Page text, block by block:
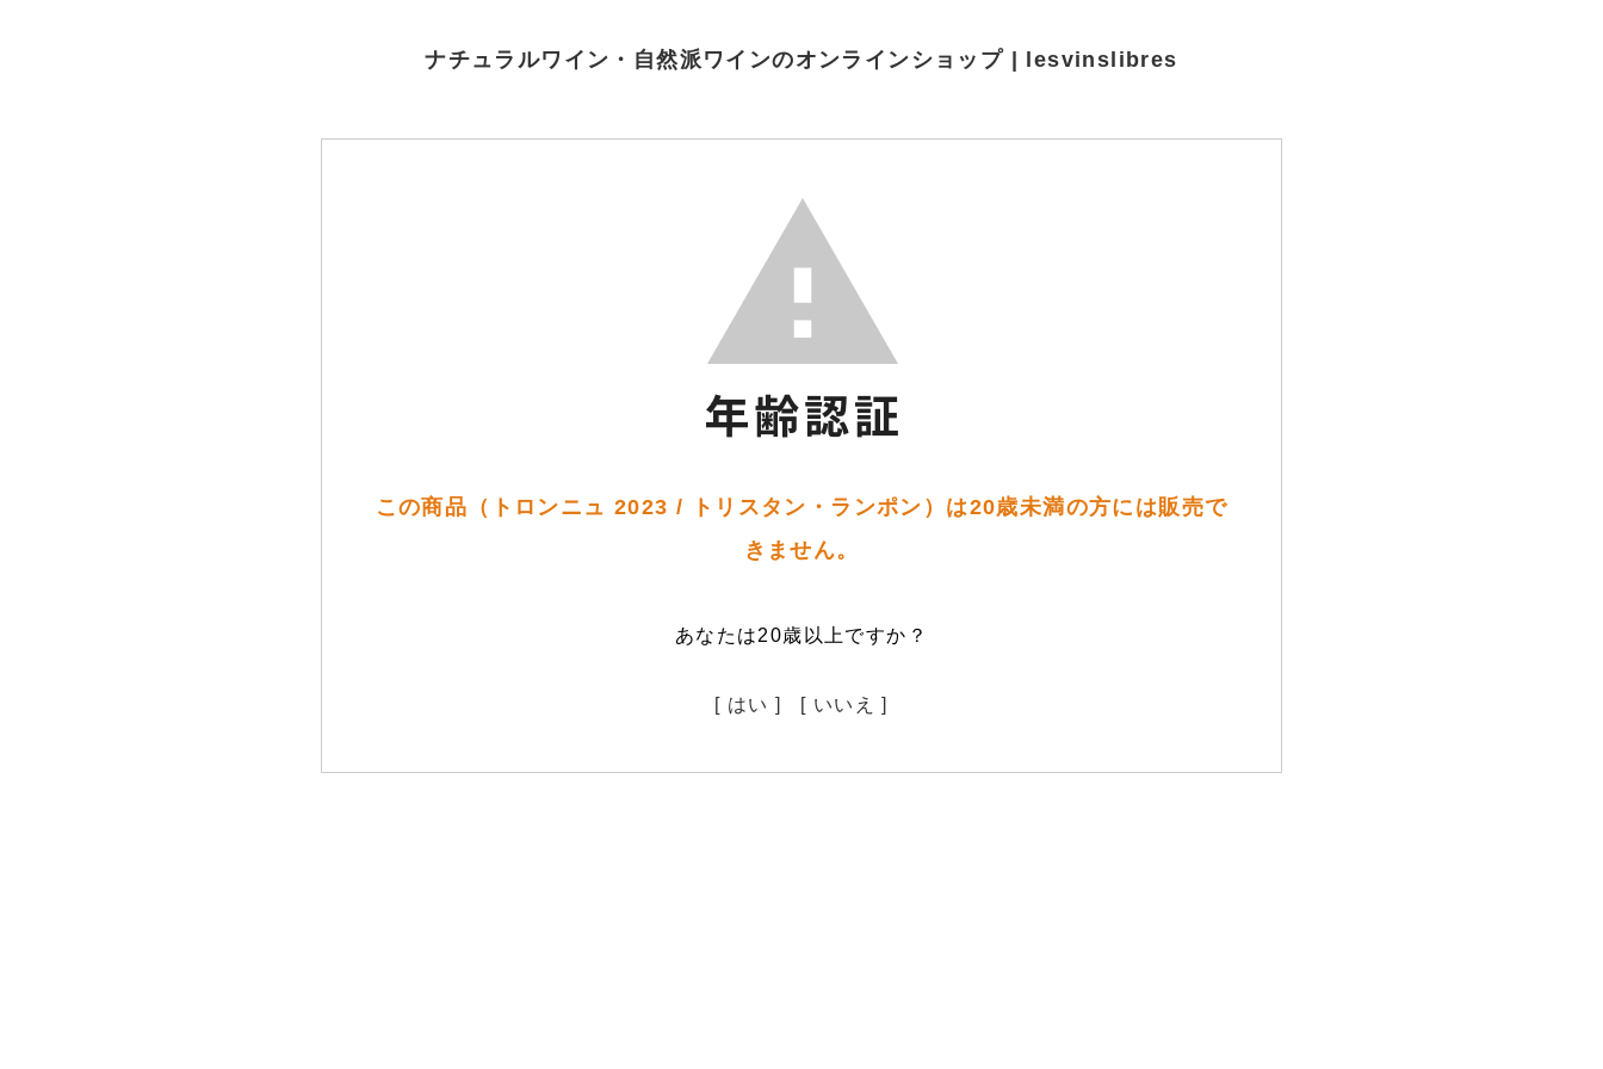
ナチュラルワイン・自然派ワインのオンラインショップ | lesvinslibres
この商品（トロンニュ 2023 / トリスタン・ランポン）は20歳未満の方には販売で
きません。
あなたは20歳以上ですか？
[ はい ] [ いいえ ]